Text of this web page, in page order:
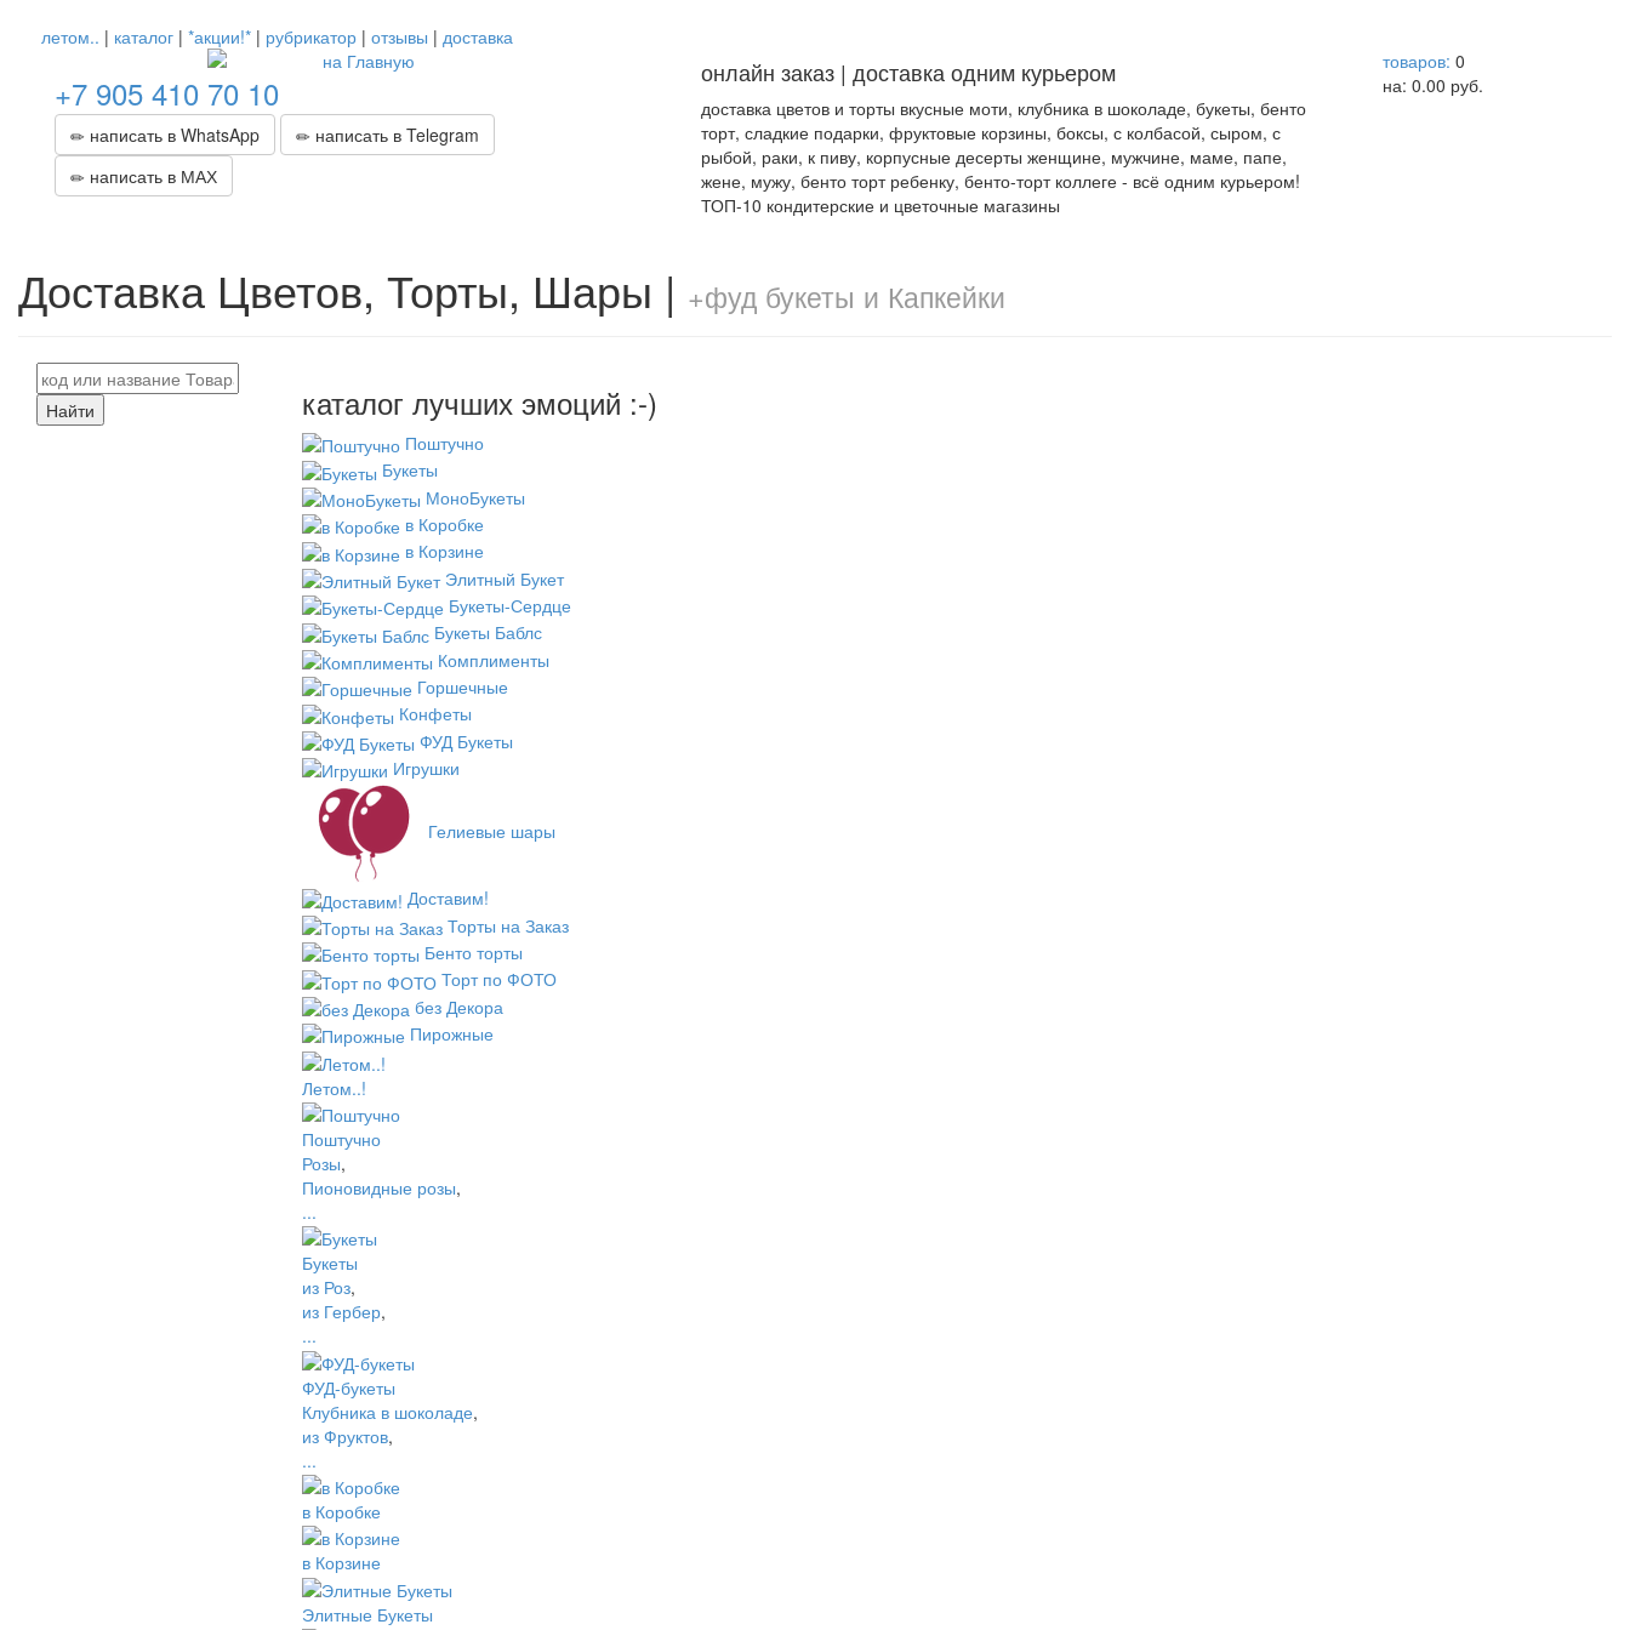
летом.. | каталог | *акции!* | рубрикатор | отзывы | доставка
+7 905 410 70 10
написать в WhatsApp
написать в Telegram
написать в МАХ
онлайн заказ | доставка одним курьером
доставка цветов и торты вкусные моти, клубника в шоколаде, букеты, бенто
торт, сладкие подарки, фруктовые корзины, боксы, с колбасой, сыром, с
рыбой, раки, к пиву, корпусные десерты женщине, мужчине, маме, папе,
жене, мужу, бенто торт ребенку, бенто-торт коллеге - всё одним курьером!
ТОП-10 кондитерские и цветочные магазины
товаров: 0
на: 0.00 руб.
Доставка Цветов, Торты, Шары | +фуд букеты и Капкейки
Найти каталог лучших эмоций :-)
Поштучно
Букеты
МоноБукеты
в Коробке
в Корзине
Элитный Букет
Букеты-Сердце
Букеты Баблс
Комплименты
Горшечные
Конфеты
ФУД Букеты
Игрушки
Гелиевые шары
Доставим!
Торты на Заказ
Бенто торты
Торт по ФОТО
без Декора
Пирожные
Летом..!
Поштучно
Розы,
Пионовидные розы,
...
Букеты
из Роз,
из Гербер,
...
ФУД-букеты
Клубника в шоколаде,
из Фруктов,
...
в Коробке
в Корзине
Элитные Букеты